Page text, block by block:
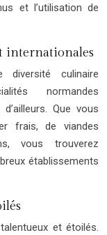
et l’utilisation de
internationales
culinaire
normandes
Que vous
frais, de viandes
vous trouverez
établissements
et étoilés.